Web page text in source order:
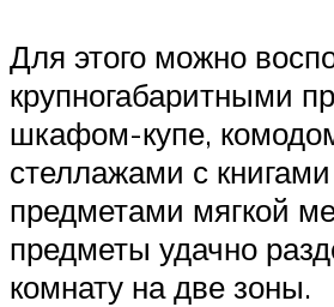
Для этого можно
крупногабаритными
шкафом-купе,
стеллажами с
предметами мягкой
предметы удачно
комнату на две зоны.